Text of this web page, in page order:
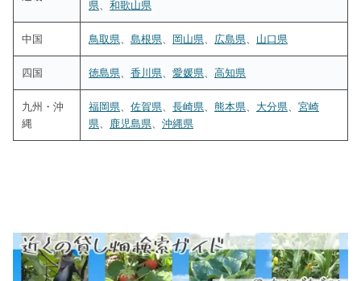
県
和歌山県
中国 鳥取県 島根県 岡山県 広島県 山口県
四国 徳島県 香川県 愛媛県 高知県
九州・沖
縄
福岡県 佐賀県 長崎県 熊本県 大分県
宮崎
県
鹿児島県 沖縄県